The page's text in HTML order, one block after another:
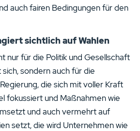
auch fairen Bedingungen für den
sichtlich auf Wahlen
nur für die Politik und Gesellschaft
sondern auch für die
die sich mit voller Kraft
fokussiert und Maßnahmen wie
und auch vermehrt auf
setzt, die wird Unternehmen wie